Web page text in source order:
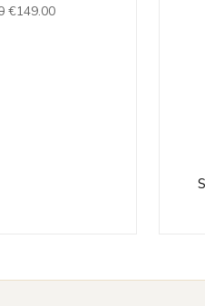
€495.00.
€149.00€149.00.